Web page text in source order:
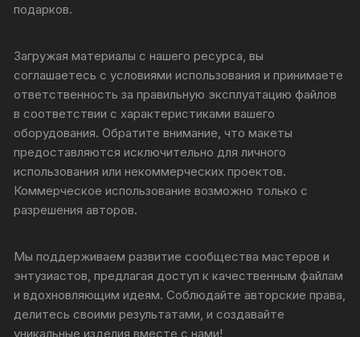
подарков.
Загружая материалы с нашего ресурса, вы
соглашаетесь с условиями использования и принимаете
ответственность за правильную эксплуатацию файлов
в соответствии с характеристиками вашего
оборудования. Обратите внимание, что макеты
предоставляются исключительно для личного
использования или некоммерческих проектов.
Коммерческое использование возможно только с
разрешения авторов.
Мы поддерживаем развитие сообщества мастеров и
энтузиастов, предлагая доступ к качественным файлам
и вдохновляющим идеям. Соблюдайте авторские права,
делитесь своими результатами, и создавайте
уникальные изделия вместе с нами!